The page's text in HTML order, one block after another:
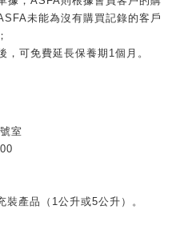
未能為沒有購買記錄的客戶
，可免費延長保養期1個月。
室
產品（1公升或5公升）。